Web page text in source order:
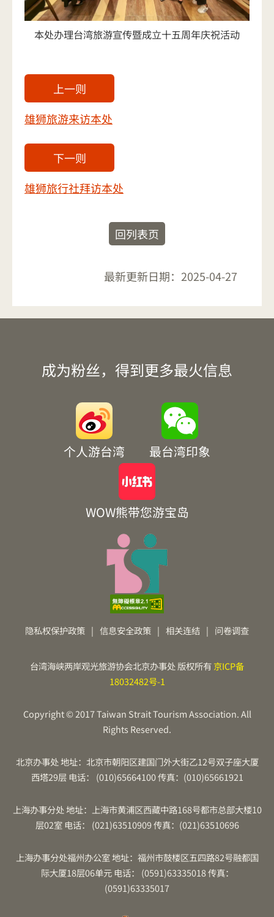
本处办理台湾旅游宣传暨成立十五周年庆祝活动
上一则
雄狮旅游来访本处
下一则
雄狮旅行社拜访本处
回列表页
最新更新日期： 2025-04-27
成为粉丝，得到更多最火信息
个人游台湾 最台湾印象
WOW熊带您游宝岛
隐私权保护政策 | 信息安全政策 | 相关连结 | 问卷调查
台湾海峡两岸观光旅游协会北京办事处 版权所有京ICP备
18032482号-1
Copyright © 2017 Taiwan Strait Tourism Association. All
Rights Reserved.
北京办事处 地址：北京市朝阳区建国门外大街乙12号双子座大厦
西塔29层 电话： (010)65664100 传真：(010)65661921
上海办事分处 地址：上海市黄浦区西藏中路168号都市总部大楼10
层02室 电话： (021)63510909 传真：(021)63510696
上海办事分处福州办公室 地址：福州市鼓楼区五四路82号融都国
际大厦18层06单元 电话： (0591)63335018 传真：
(0591)63335017